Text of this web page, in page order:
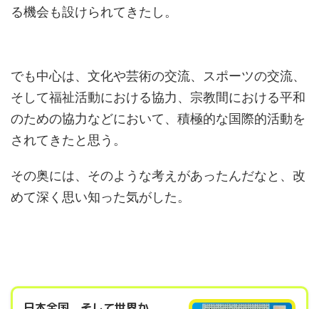
る機会も設けられてきたし。
でも中心は、文化や芸術の交流、スポーツの交流、
そして福祉活動における協力、宗教間における平和
のための協力などにおいて、積極的な国際的活動を
されてきたと思う。
その奥には、そのような考えがあったんだなと、改
めて深く思い知った気がした。